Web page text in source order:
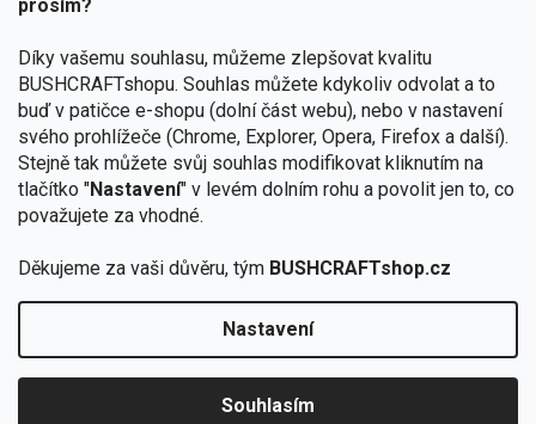
prosím?
Díky vašemu souhlasu, můžeme zlepšovat kvalitu
BUSHCRAFTshopu. Souhlas můžete kdykoliv odvolat a to
buď v patičce e-shopu (dolní část webu), nebo v nastavení
svého prohlížeče (Chrome, Explorer, Opera, Firefox a další).
Stejně tak můžete svůj souhlas modifikovat kliknutím na
tlačítko "Nastavení" v levém dolním rohu a povolit jen to, co
považujete za vhodné.
Děkujeme za vaši důvěru, tým BUSHCRAFTshop.cz
Nastavení
Souhlasím
zapojte se do slosování o kurz s
podmínkami ochrany osobních údajů
Copyright 2026BUSHCRAFTshop.cz. Všechna práva
vyhrazena.Upravit nastavení cookies